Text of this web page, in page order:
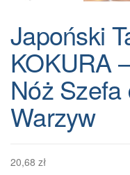
Japoński
KOKURA
Nóż
Warzyw
20,68 zł